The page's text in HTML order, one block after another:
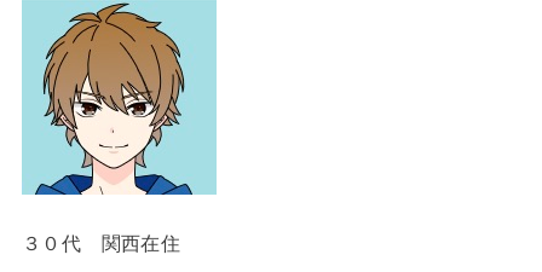
３０代 関西在住